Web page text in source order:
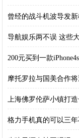
曾经的战斗机波导发
导航娱乐两不误 这些
200元买到一款
摩托罗拉与国美合作
上海佛罗伦萨小镇打
格力手机真的可以三年